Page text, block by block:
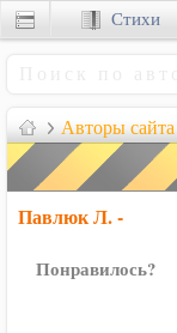
Авторы сайта
Павлюк Л. -
Понравилось?
Стихи